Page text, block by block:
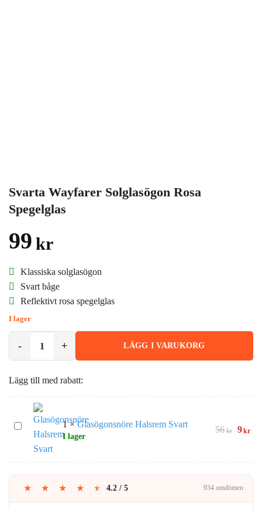
Svarta Wayfarer Solglasögon Rosa
Spegelglas
99 kr
Klassiska solglasögon
Svart båge
Reflektivt rosa spegelglas
I lager
LÄGG I VARUKORG
Lägg till med rabatt:
Glasögonsnöre
Halsrem
1×Glasögonsnöre Halsrem Svart
I lager
56kr
Det
56kr.
9kr
★ ★ ★ ★ ★ 4.2 / 5 934 omdömen